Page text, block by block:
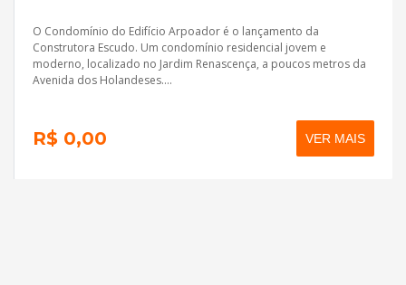
O Condomínio do Edifício Arpoador é o lançamento da
Construtora Escudo. Um condomínio residencial jovem e
moderno, localizado no Jardim Renascença, a poucos metros da
Avenida dos Holandeses....
R$ 0,00 VER MAIS